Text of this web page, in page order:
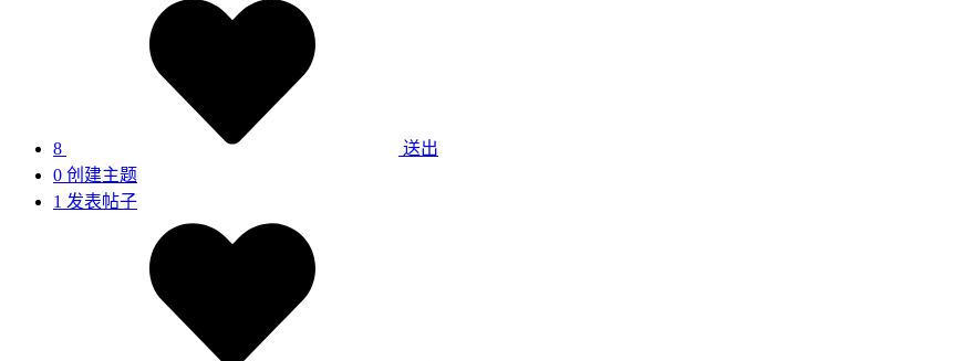
8
送出
0 创建主题
1 发表帖子